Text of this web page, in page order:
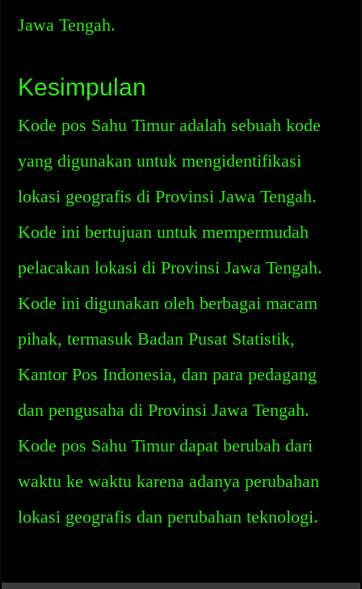
Jawa Tengah.
Kesimpulan
Kode pos Sahu Timur adalah sebuah kode
yang digunakan untuk mengidentifikasi
lokasi geografis di Provinsi Jawa Tengah.
Kode ini bertujuan untuk mempermudah
pelacakan lokasi di Provinsi Jawa Tengah.
Kode ini digunakan oleh berbagai macam
pihak, termasuk Badan Pusat Statistik,
Kantor Pos Indonesia, dan para pedagang
dan pengusaha di Provinsi Jawa Tengah.
Kode pos Sahu Timur dapat berubah dari
waktu ke waktu karena adanya perubahan
lokasi geografis dan perubahan teknologi.